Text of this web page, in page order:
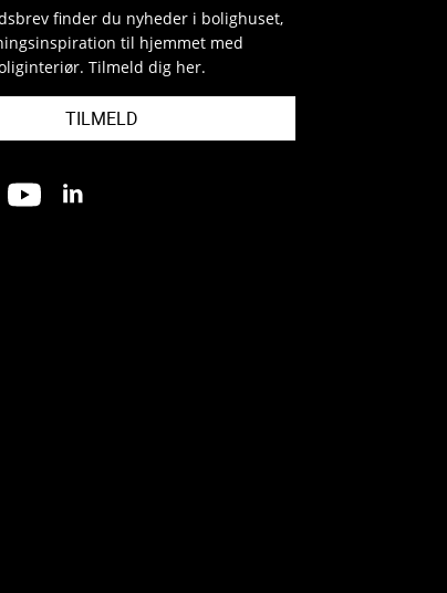
finder du nyheder i bolighuset,
til hjemmet med
Tilmeld dig her.
TILMELD